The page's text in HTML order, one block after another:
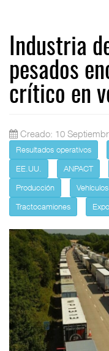
Industria
pesados
crítico en
Creado: 10
Resultados operativos
EE.UU.
ANPACT
Producción
Tractocamiones